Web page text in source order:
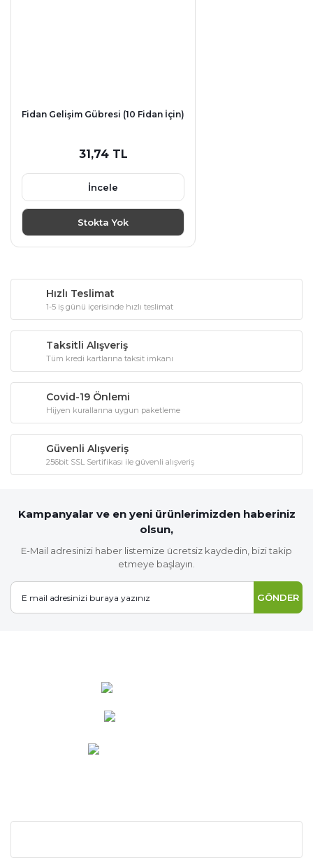
Fidan Gelişim Gübresi (10 Fidan İçin)
31,74 TL
İncele
Stokta Yok
Hızlı Teslimat
1-5 iş günü içerisinde hızlı teslimat
Taksitli Alışveriş
Tüm kredi kartlarına taksit imkanı
Covid-19 Önlemi
Hijyen kurallarına uygun paketleme
Güvenli Alışveriş
256bit SSL Sertifikası ile güvenli alışveriş
Kampanyalar ve en yeni ürünlerimizden haberiniz
olsun,
E-Mail adresinizi haber listemize ücretsiz kaydedin, bizi takip
etmeye başlayın.
GÖNDER